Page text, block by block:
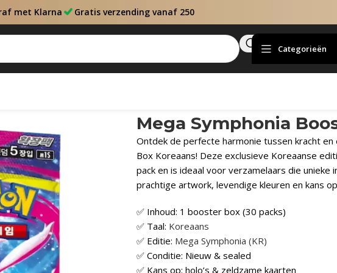
met Klarna Gratis verzending vanaf 250
Categorieën
Mega Symphonia
Ontdek de perfecte harmonie tussen kracht
Box Koreaans! Deze exclusieve Koreaanse
pack en is ideaal voor verzamelaars die
prachtige artwork, levendige kleuren en kans
✅ Inhoud: 1 booster box (30 packs)
✅ Taal: Koreaans
✅ Editie: Mega Symphonia (KR)
✅ Conditie: Nieuw & sealed
✅ Kans op: holo’s & zeldzame kaarten